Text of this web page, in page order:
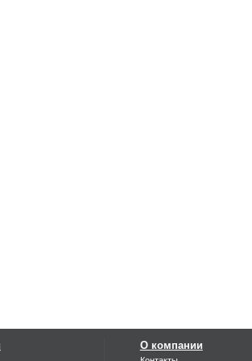
О компании